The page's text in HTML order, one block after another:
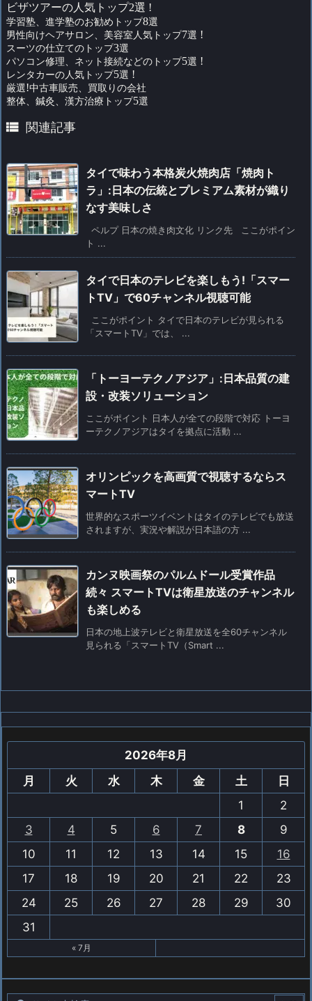
ビザツアーの人気トップ2選 !
学習塾、進学塾のお勧めトップ8選
男性向けヘアサロン、美容室人気トップ7選 !
スーツの仕立てのトップ3選
パソコン修理、ネット接続などのトップ5選 !
レンタカーの人気トップ5選 !
厳選!中古車販売、買取りの会社
整体、鍼灸、漢方治療トップ5選
 関連記事
タイで味わう本格炭火焼肉店「焼肉ト
ラ」:日本の伝統とプレミアム素材が織り
なす美味しさ
ペルプ 日本の焼き肉文化 リンク先 ここがポイン
ト ...
タイで日本のテレビを楽しもう!「スマー
トTV」で60チャンネル視聴可能
ここがポイント タイで日本のテレビが見られる
「スマートTV」では、 ...
「トーヨーテクノアジア」:日本品質の建
設・改装ソリューション
ここがポイント 日本人が全ての段階で対応 トーヨ
ーテクノアジアはタイを拠点に活動 ...
オリンピックを高画質で視聴するならス
マートTV
世界的なスポーツイベントはタイのテレビでも放送
されますが、実況や解説が日本語の方 ...
カンヌ映画祭のパルムドール受賞作品
続々 スマートTVは衛星放送のチャンネル
も楽しめる
日本の地上波テレビと衛星放送を全60チャンネル
見られる「スマートTV（Smart ...
2026年8月
月
火 水 木 金 土
日
1
2
3
4 5 6 7 8
9
10
11 12 13 14 15
16
17
18 19 20 21 22
23
24
25 26 27 28 29
30
31
« 7月